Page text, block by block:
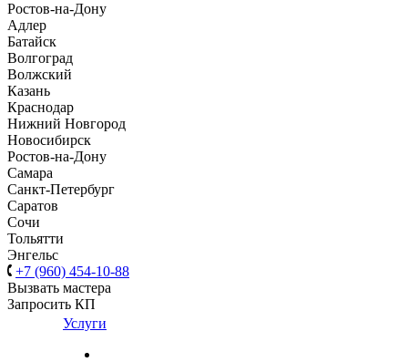
Ростов-на-Дону
Адлер
Батайск
Волгоград
Волжский
Казань
Краснодар
Нижний Новгород
Новосибирск
Ростов-на-Дону
Самара
Санкт-Петербург
Саратов
Сочи
Тольятти
Энгельс
+7 (960) 454-10-88
Вызвать мастера
Запросить КП
Услуги